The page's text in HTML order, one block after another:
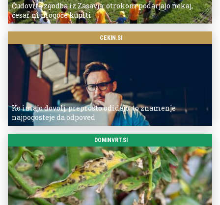
Čudovita zgodba iz Zasavja: otrokom podarjajo nekaj,
česar ni mogoče kupiti
CEKIN.SI
Ko imajo dovolj, preprosto odidejo: to znamenje
najpogosteje da odpoved
DOMINVRT.SI